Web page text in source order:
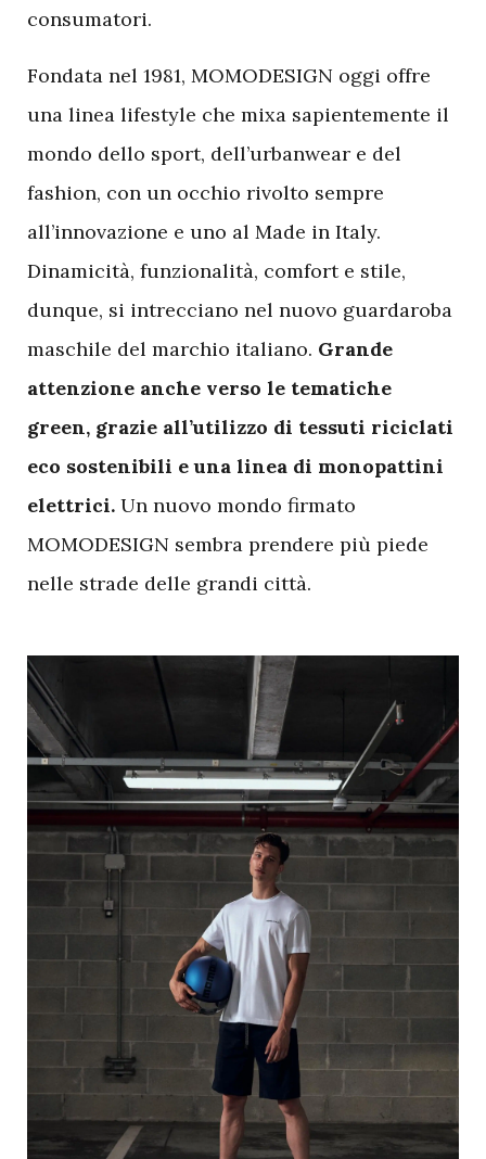
consumatori.
Fondata nel 1981, MOMODESIGN oggi offre
una linea lifestyle che mixa sapientemente il
mondo dello sport, dell’urbanwear e del
fashion, con un occhio rivolto sempre
all’innovazione e uno al Made in Italy.
Dinamicità, funzionalità, comfort e stile,
dunque, si intrecciano nel nuovo guardaroba
maschile del marchio italiano. Grande
attenzione anche verso le tematiche
green, grazie all’utilizzo di tessuti riciclati
eco sostenibili e una linea di monopattini
elettrici. Un nuovo mondo firmato
MOMODESIGN sembra prendere più piede
nelle strade delle grandi città.